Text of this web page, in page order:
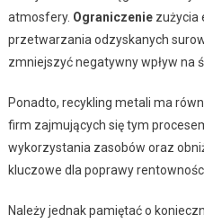
atmosfery. Ograniczeniezużycia
przetwarzania odzyskanych
zmniejszyć negatywny wpływ na
Ponadto, recykling metali ma
firm zajmujących się tym
wykorzystania zasobów oraz
kluczowe dla poprawy
Należy jednak pamiętać o